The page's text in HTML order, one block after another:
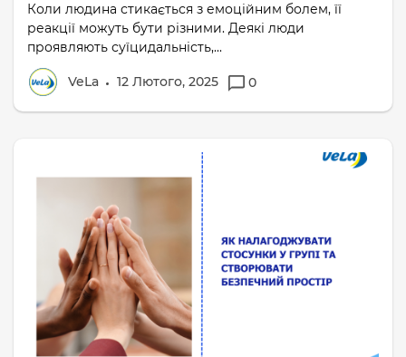
Коли людина стикається з емоційним болем, її
реакції можуть бути різними. Деякі люди
проявляють суїцидальність,...
VeLa 12 Лютого, 2025 0